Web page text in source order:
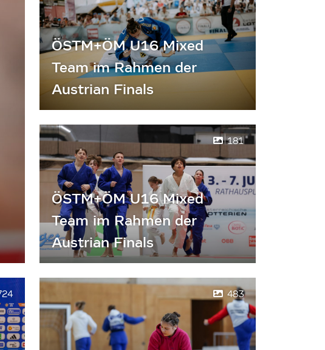
ÖSTM+ÖM U16 Mixed
Team im Rahmen der
Austrian Finals
181
ÖSTM+ÖM U16 Mixed
Team im Rahmen der
Austrian Finals
483